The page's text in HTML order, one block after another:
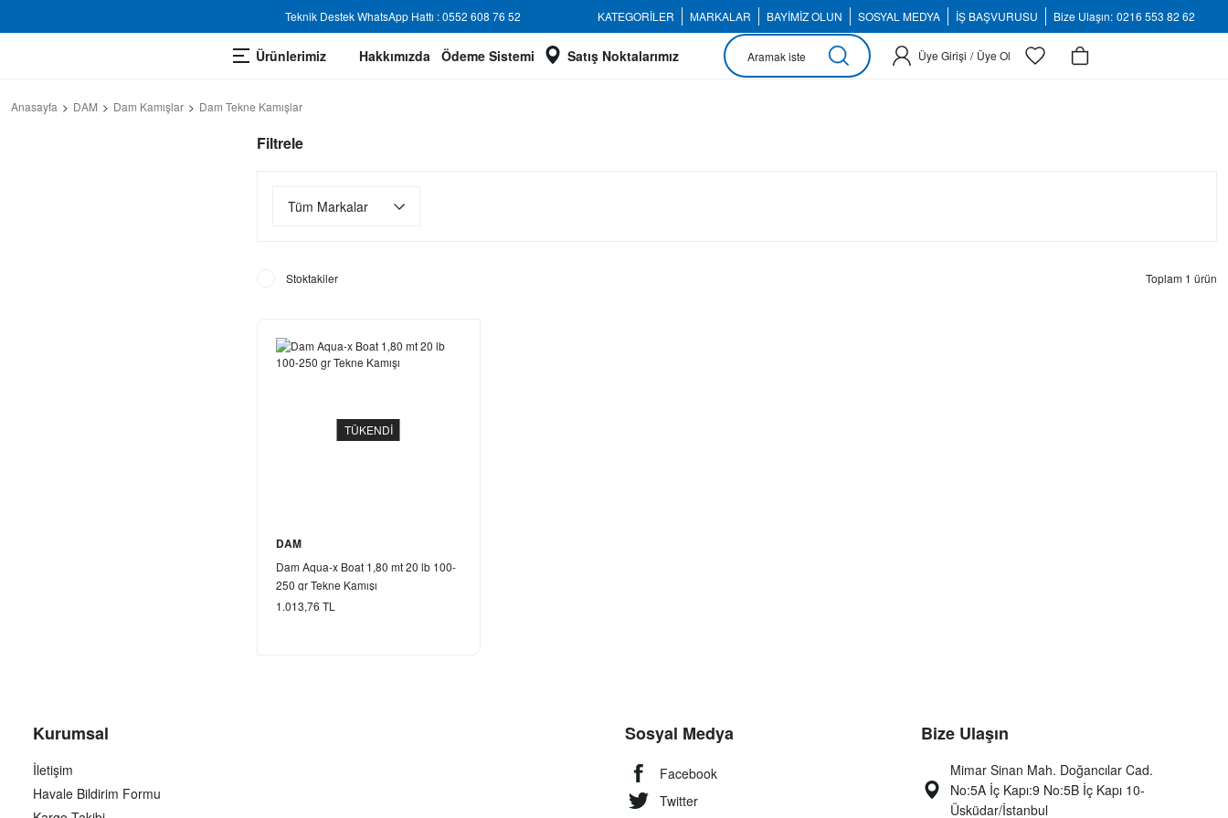
Teknik Destek WhatsApp Hattı : 0552 608 76 52 KATEGORİLER MARKALAR BAYİMİZ OLUN SOSYAL MEDYA İŞ BAŞVURUSU Bize Ulaşın: 0216 553 82 62
Ürünlerimiz Hakkımızda Ödeme Sistemi Satış Noktalarımız Üye Girişi / Üye Ol
Anasayfa DAM Dam Kamışlar Dam Tekne Kamışlar
Filtrele
Tüm Markalar
Stoktakiler Toplam 1 ürün
TÜKENDİ
DAM
Dam Aqua-x Boat 1,80 mt 20 lb 100-
250 gr Tekne Kamışı
1.013,76 TL
Kurumsal
İletişim
Havale Bildirim Formu
Sosyal Medya
Facebook
Twitter
Bize Ulaşın
Mimar Sinan Mah. Doğancılar Cad.
No:5A İç Kapı:9 No:5B İç Kapı 10-
Üsküdar/İstanbul